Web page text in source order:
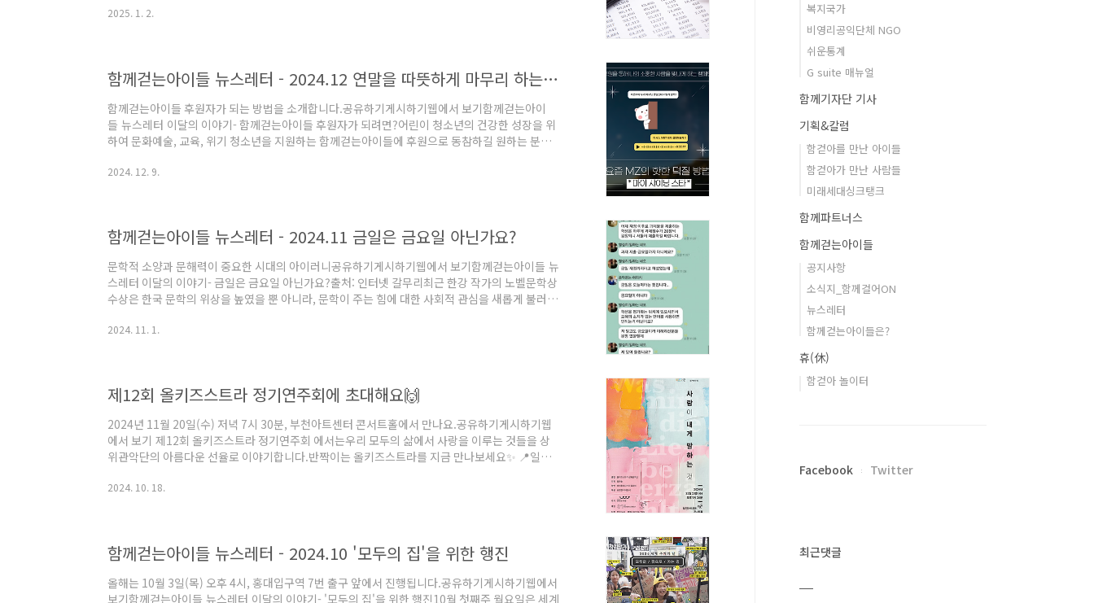
지할 수 있습니다. 오늘은 연말정산 기간을 맞아 ‘마음 연말정산’을 통해 앞으로 어떤 마음을 가지
2025. 1. 2.
함께걷는아이들 뉴스레터 - 2024.12 연말을 따뜻하게 마무리 하는 방법
함께걷는아이들 후원자가 되는 방법을 소개합니다.공유하기게시하기웹에서 보기함께걷는아이
들 뉴스레터 이달의 이야기- 함께걷는아이들 후원자가 되려면?어린이 청소년의 건강한 성장을 위
하여 문화예술, 교육, 위기 청소년을 지원하는 함께걷는아이들에 후원으로 동참하길 원하는 분을
지금 소개합니다.올키즈스트라 활동을 지원하는 일시/정기 후원올키즈스트라는 함께걷는아이들
2024. 12. 9.
함께걷는아이들 뉴스레터 - 2024.11 금일은 금요일 아닌가요?
문학적 소양과 문해력이 중요한 시대의 아이러니공유하기게시하기웹에서 보기함께걷는아이들 뉴
스레터 이달의 이야기- 금일은 금요일 아닌가요?출처: 인터넷 갈무리최근 한강 작가의 노벨문학상
수상은 한국 문학의 위상을 높였을 뿐 아니라, 문학이 주는 힘에 대한 사회적 관심을 새롭게 불러일
문해력 저하가 커다란 문제로 떠오르고 있습니다. “하루·이틀·삼일·사흘”…요즘 세대, 정말 이렇
2024. 11. 1.
제12회 올키즈스트라 정기연주회에 초대해요🙌
2024년 11월 20일(수) 저녁 7시 30분, 부천아트센터 콘서트홀에서 만나요.공유하기게시하기웹
에서 보기 제12회 올키즈스트라 정기연주회 에서는우리 모두의 삶에서 사랑을 이루는 것들을 상
위관악단의 아름다운 선율로 이야기합니다.반짝이는 올키즈스트라를 지금 만나보세요✨ 📍일시:
관악단⭐️지휘: 장한솔⭐️협연: 바이올리니스트 김다미🌱해설: 김정현 아나운서 ✨주최: 함께걷는아
2024. 10. 18.
함께걷는아이들 뉴스레터 - 2024.10 '모두의 집'을 위한 행진
올해는 10월 3일(목) 오후 4시, 홍대입구역 7번 출구 앞에서 진행됩니다.공유하기게시하기웹에서
보기함께걷는아이들 뉴스레터 이달의 이야기- '모두의 집'을 위한 행진10월 첫째주 월요일은 세계
복지국가
비영리공익단체 NGO
쉬운통계
G suite 매뉴얼
함께기자단 기사
기획&칼럼
함걷아를 만난 아이들
함걷아가 만난 사람들
미래세대싱크탱크
함께파트너스
함께걷는아이들
공지사항
소식지_함께걸어ON
뉴스레터
함께걷는아이들은?
휴(休)
함걷아 놀이터
Facebook Twitter
최근댓글